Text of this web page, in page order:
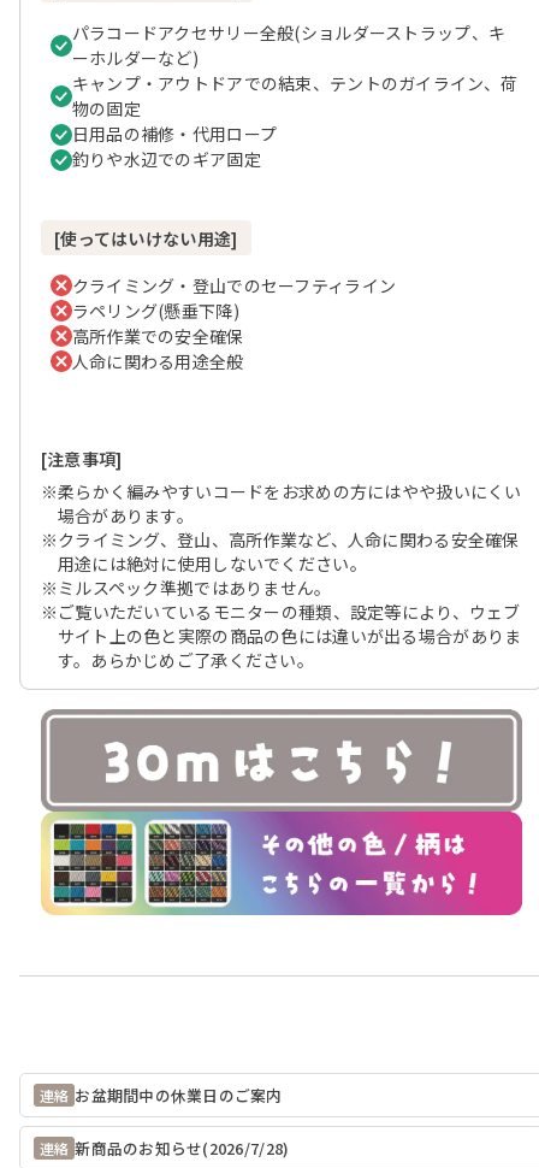
パラコードアクセサリー全般(ショルダーストラップ、キ
ーホルダーなど)
キャンプ・アウトドアでの結束、テントのガイライン、荷
物の固定
日用品の補修・代用ロープ
釣りや水辺でのギア固定
[使ってはいけない用途]
クライミング・登山でのセーフティライン
ラペリング(懸垂下降)
高所作業での安全確保
人命に関わる用途全般
[注意事項]
※柔らかく編みやすいコードをお求めの方にはやや扱いにくい
場合があります。
※クライミング、登山、高所作業など、人命に関わる安全確保
用途には絶対に使用しないでください。
※ミルスペック準拠ではありません。
※ご覧いただいているモニターの種類、設定等により、ウェブ
サイト上の色と実際の商品の色には違いが出る場合がありま
す。あらかじめご了承ください。
連絡 お盆期間中の休業日のご案内
連絡 新商品のお知らせ(2026/7/28)